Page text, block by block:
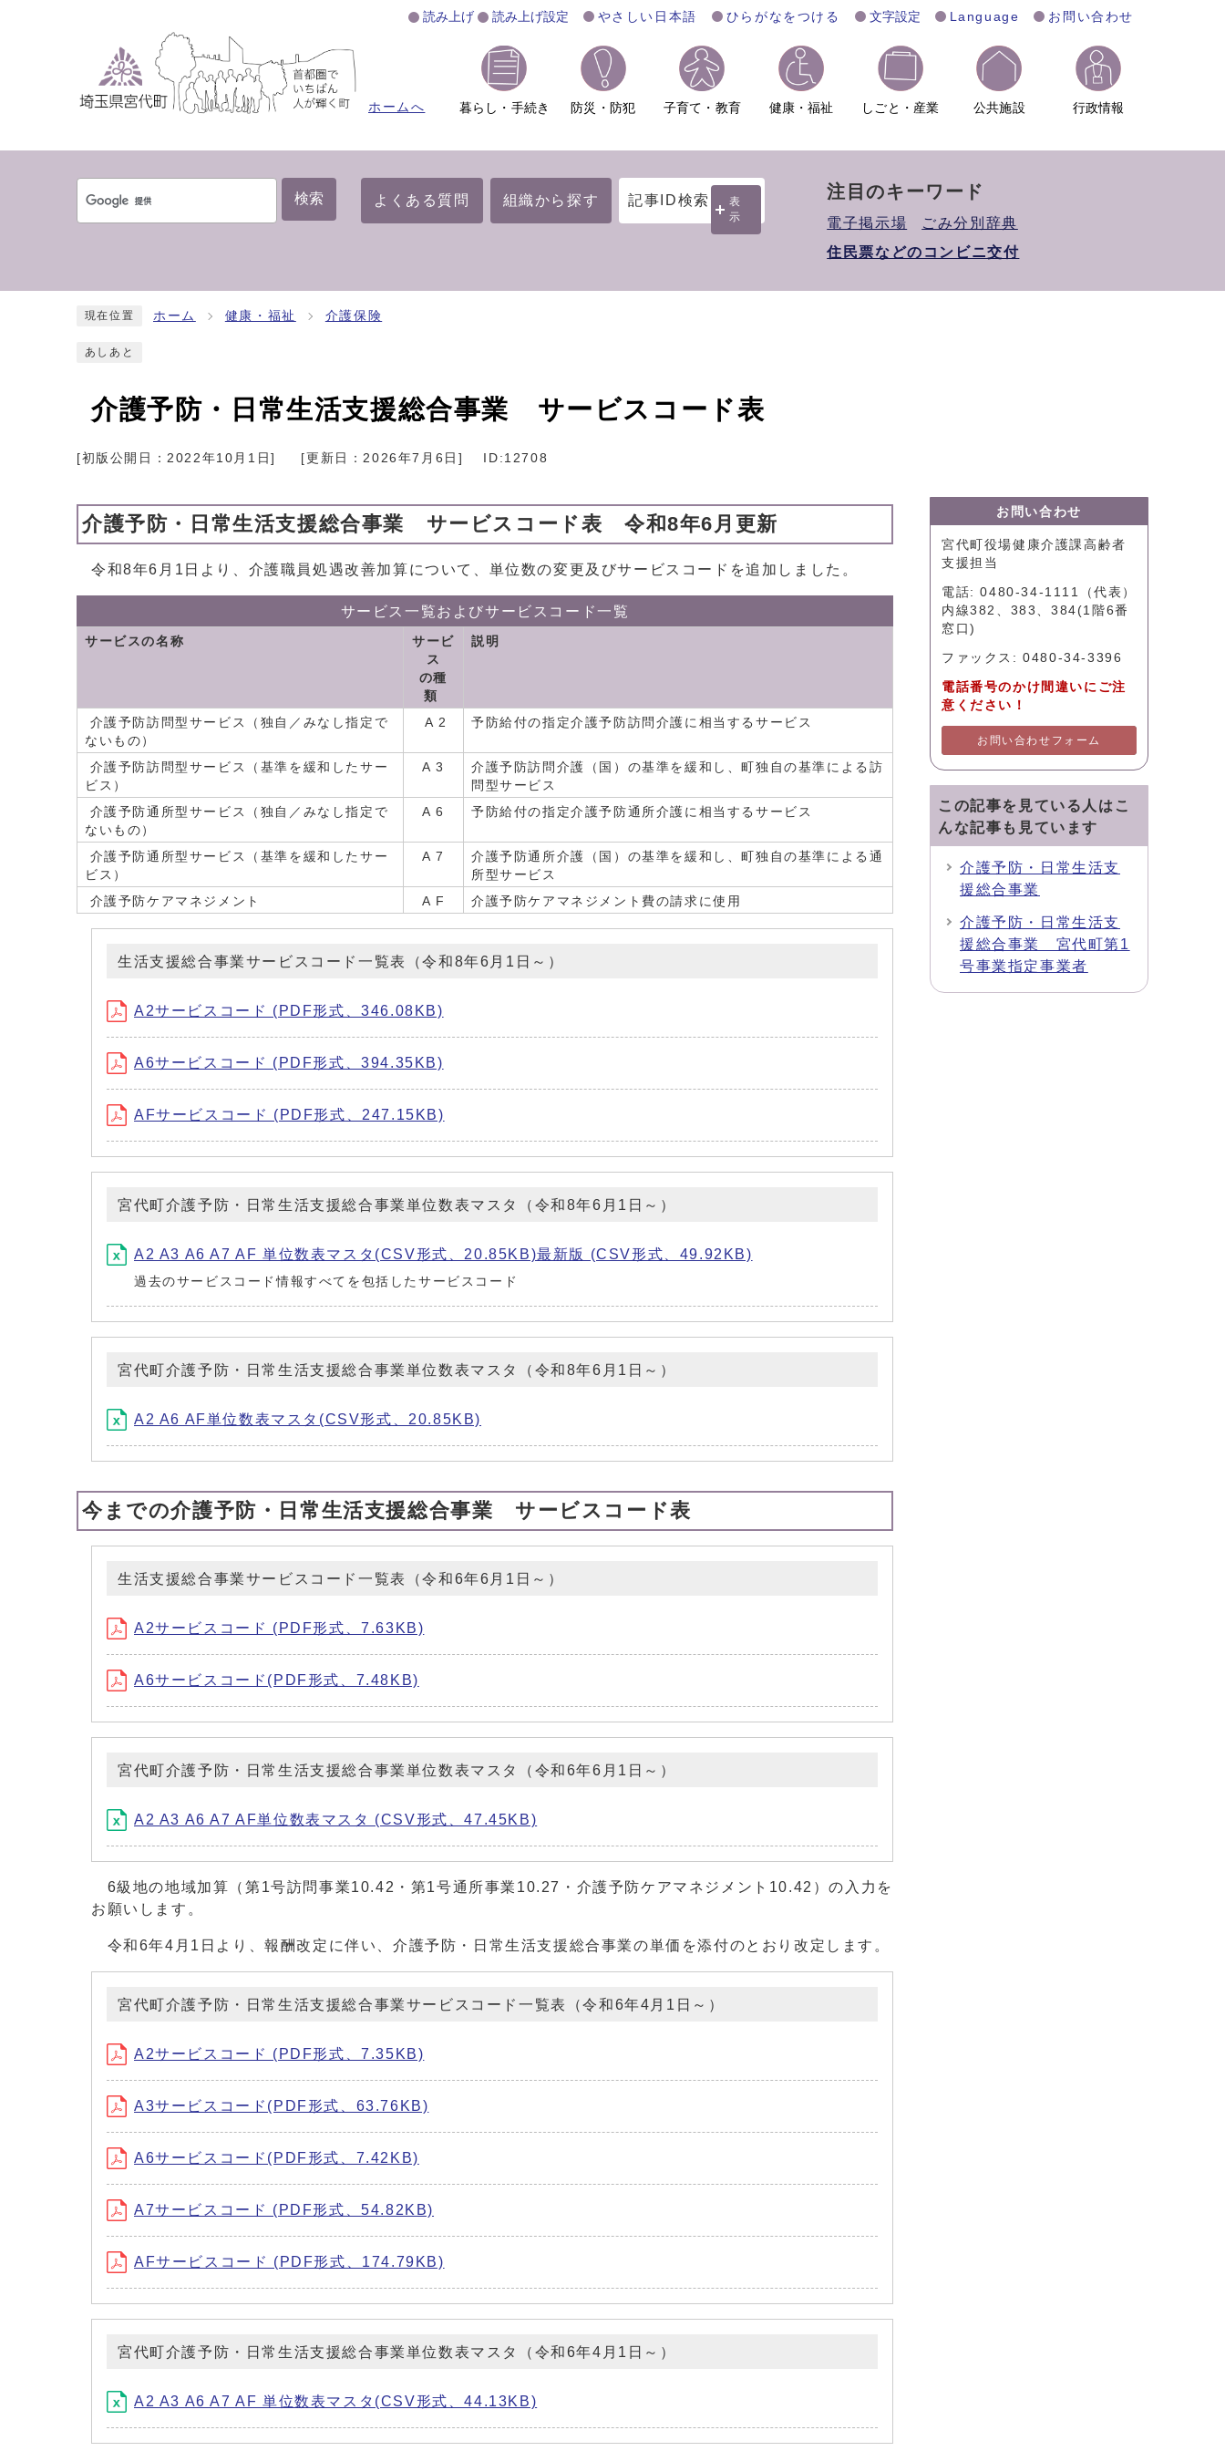
読み上げ 読み上げ設定 やさしい日本語 ひらがなをつける 文字設定 Language お問い合わせ
ホームへ 暮らし・手続き 防災・防犯 子育て・教育 健康・福祉 しごと・産業 公共施設 行政情報
検索 よくある質問 組織から探す 記事ID検索
表
示
注目のキーワード
電子掲示場
ごみ分別辞典
住民票などのコンビニ交付
現在位置 ホーム 健康・福祉 介護保険
あしあと
介護予防・日常生活支援総合事業 サービスコード表
[初版公開日：2022年10月1日] [更新日：2026年7月6日 ] ID:12708
介護予防・日常生活支援総合事業 サービスコード表 令和8年6月更新
令和8年6月1日より、介護職員処遇改善加算について、単位数の変更及びサービスコードを追加しました。
サービス一覧およびサービスコード一覧
サービスの名称
サービ
ス
の種
類
説明
介護予防訪問型サービス（独自／みなし指定で
ないもの）
A 2 予防給付の指定介護予防訪問介護に相当するサービス
介護予防訪問型サービス（基準を緩和したサー
ビス）
A 3
介護予防訪問介護（国）の基準を緩和し、町独自の基準による訪
問型サービス
介護予防通所型サービス（独自／みなし指定で
ないもの）
A 6 予防給付の指定介護予防通所介護に相当するサービス
介護予防通所型サービス（基準を緩和したサー
ビス）
A 7
介護予防通所介護（国）の基準を緩和し、町独自の基準による通
所型サービス
介護予防ケアマネジメント
A F 介護予防ケアマネジメント費の請求に使用
生活支援総合事業サービスコード一覧表（令和8年6月1日～）
A2サービスコード (PDF形式、346.08KB)
A6サービスコード (PDF形式、394.35KB)
AFサービスコード (PDF形式、247.15KB)
宮代町介護予防・日常生活支援総合事業単位数表マスタ（令和8年6月1日～）
A2 A3 A6 A7 AF 単位数表マスタ(CSV形式、20.85KB)最新版 (CSV形式、49.92KB)
過去のサービスコード情報すべてを包括したサービスコード
宮代町介護予防・日常生活支援総合事業単位数表マスタ（令和8年6月1日～）
A2 A6 AF単位数表マスタ(CSV形式、20.85KB)
今までの介護予防・日常生活支援総合事業 サービスコード表
生活支援総合事業サービスコード一覧表（令和6年6月1日～）
A2サービスコード (PDF形式、7.63KB)
A6サービスコード(PDF形式、7.48KB)
宮代町介護予防・日常生活支援総合事業単位数表マスタ（令和6年6月1日～）
A2 A3 A6 A7 AF単位数表マスタ (CSV形式、47.45KB)
6級地の地域加算（第1号訪問事業10.42・第1号通所事業10.27・介護予防ケアマネジメント10.42）の入力を
お願いします。
令和6年4月1日より、報酬改定に伴い、介護予防・日常生活支援総合事業の単価を添付のとおり改定します。
宮代町介護予防・日常生活支援総合事業サービスコード一覧表（令和6年4月1日～）
A2サービスコード (PDF形式、7.35KB)
A3サービスコード(PDF形式、63.76KB)
A6サービスコード(PDF形式、7.42KB)
A7サービスコード (PDF形式、54.82KB)
AFサービスコード (PDF形式、174.79KB)
宮代町介護予防・日常生活支援総合事業単位数表マスタ（令和6年4月1日～）
A2 A3 A6 A7 AF 単位数表マスタ(CSV形式、44.13KB)
お問い合わせ
宮代町役場健康介護課高齢者
支援担当
電話: 0480-34-1111（代表）
内線382、383、384(1階6番
窓口)
ファックス: 0480-34-3396
電話番号のかけ間違いにご注
意ください！
お問い合わせフォーム
この記事を見ている人はこ
んな記事も見ています
介護予防・日常生活支
援総合事業
介護予防・日常生活支
援総合事業 宮代町第1
号事業指定事業者